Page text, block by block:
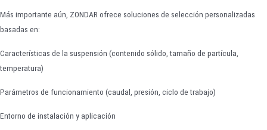
Más importante aún, ZONDAR ofrece soluciones de selección personalizadas
basadas en:
Características de la suspensión (contenido sólido, tamaño de partícula,
temperatura)
Parámetros de funcionamiento (caudal, presión, ciclo de trabajo)
Entorno de instalación y aplicación